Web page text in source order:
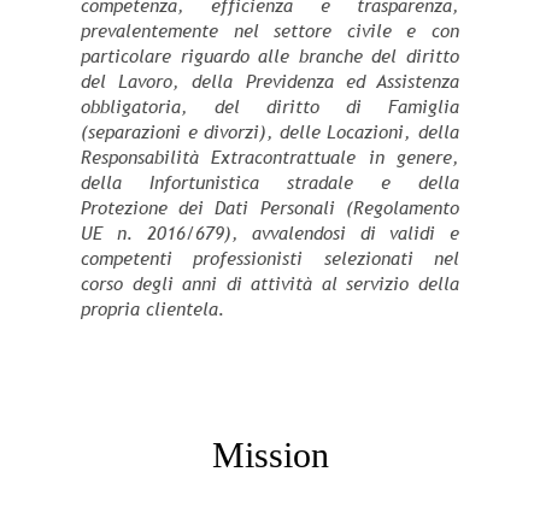
competenza, efficienza e trasparenza,
prevalentemente nel settore civile e con
particolare riguardo alle branche del diritto
del Lavoro, della Previdenza ed Assistenza
obbligatoria, del diritto di Famiglia
(separazioni e divorzi), delle Locazioni, della
Responsabilità Extracontrattuale in genere,
della Infortunistica stradale e della
Protezione dei Dati Personali (Regolamento
UE n. 2016/679), avvalendosi di validi e
competenti professionisti selezionati nel
corso degli anni di attività al servizio della
propria clientela.
Mission